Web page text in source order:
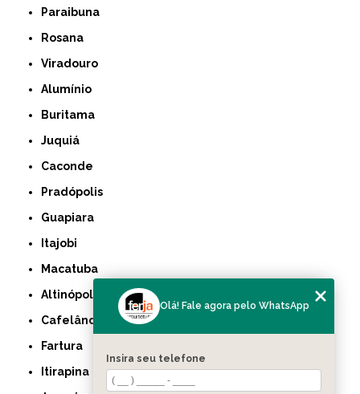
Paraibuna
Rosana
Viradouro
Alumínio
Buritama
Juquiá
Caconde
Pradópolis
Guapiara
Itajobi
Macatuba
Altinópolis
Cafelândia
Fartura
Itirapina
Olá! Fale agora pelo WhatsApp
Insira seu telefone